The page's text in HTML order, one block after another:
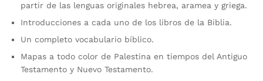
partir de las lenguas originales hebrea, aramea y griega.
Introducciones a cada uno de los libros de la Biblia.
Un completo vocabulario bíblico.
Mapas a todo color de Palestina en tiempos del Antiguo
Testamento y Nuevo Testamento.